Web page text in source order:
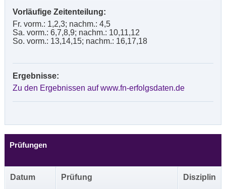
Vorläufige Zeitenteilung:
Fr. vorm.: 1,2,3; nachm.: 4,5
Sa. vorm.: 6,7,8,9; nachm.: 10,11,12
So. vorm.: 13,14,15; nachm.: 16,17,18
Ergebnisse:
Zu den Ergebnissen auf www.fn-erfolgsdaten.de
Prüfungen
Datum Prüfung Disziplin